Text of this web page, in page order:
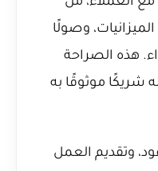
وصولًا
هذه الصراحة
شريكًا موثوقًا به
وتقديم العمل